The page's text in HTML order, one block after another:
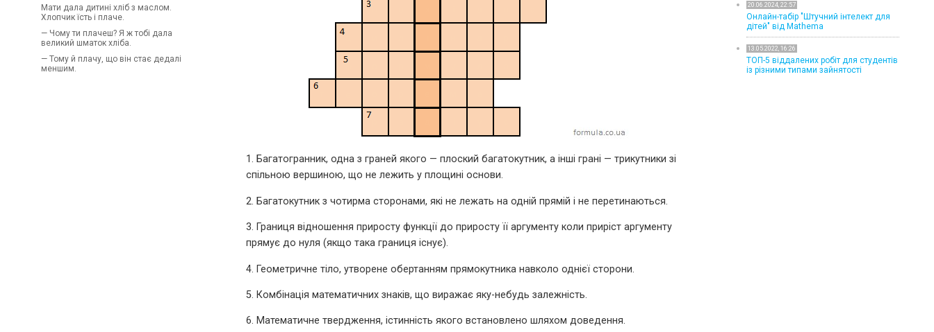
Мати дала дитині хліб з маслом.
Хлопчик їсть і плаче.
— Чому ти плачеш? Я ж тобі дала
великий шматок хліба.
— Тому й плачу, що він стає дедалі
меншим.
20.06.2024, 22:57
Онлайн-табір "Штучний інтелект для
дітей" від Mathema
13.05.2022, 16:26
ТОП-5 віддалених робіт для студентів
із різними типами зайнятості
1. Багатогранник, одна з граней якого — плоский багатокутник, а інші грані — трикутники зі
спільною вершиною, що не лежить у площині основи.
2. Багатокутник з чотирма сторонами, які не лежать на одній прямій і не перетинаються.
3. Границя відношення приросту функції до приросту її аргументу коли приріст аргументу
прямує до нуля (якщо така границя існує).
4. Геометричне тіло, утворене обертанням прямокутника навколо однієї сторони.
5. Комбінація математичних знаків, що виражає яку-небудь залежність.
6. Математичне твердження, істинність якого встановлено шляхом доведення.